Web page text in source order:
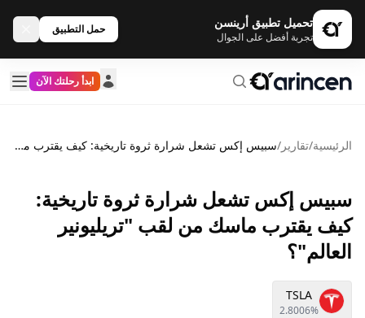
تحميل تطبيق أرينسن
تجربة أفضل على الجوال
حمل التطبيق
ابدأ رحلتك الآن
الرئيسية/تقارير / سبيس إكس تشعل شرارة ثروة تاريخية: كيف يقترب ماسك من لقب "تريليونير العالم"؟
سبيس إكس تشعل شرارة ثروة تاريخية:
كيف يقترب ماسك من لقب "تريليونير
العالم"؟
TSLA
2.8006%